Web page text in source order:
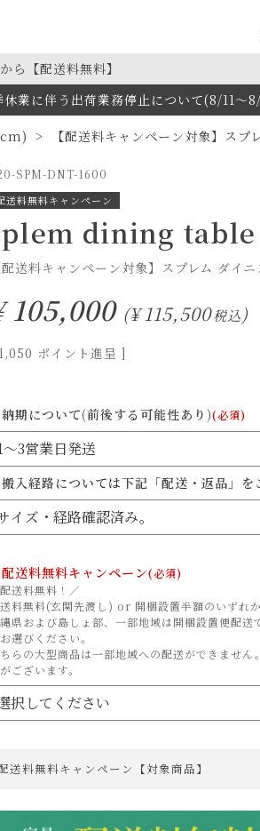
ら【配送料無料】
休業に伴う出荷業務停止について(8/11～
【配送料キャンペーン対象】スプ
SPM-DNT-1600
送料無料キャンペーン
dining table
配送料キャンペーン対象】スプレム ダイ
105,000 ¥115,500税込
1,050 ポイント進呈 ]
期について(前後する可能性あり)(必須)
入経路については下記「配送・返品」を
送料無料キャンペーン(必須)
送料無料！／
料無料(玄関先渡し) or 開梱設置半額のいずれか
県および島しょ部、一部地域は開梱設置便配送
選びください。
らの大型商品は一部地域への配送ができませ
ございます。
送料無料キャンペーン【対象商品】